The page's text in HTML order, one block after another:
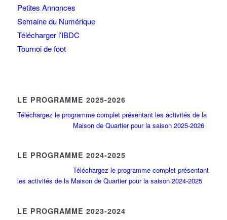
Petites Annonces
Semaine du Numérique
Télécharger l’IBDC
Tournoi de foot
LE PROGRAMME 2025-2026
Téléchargez le programme complet présentant les activités de la
Maison de Quartier pour la saison 2025-2026
LE PROGRAMME 2024-2025
Téléchargez le programme complet présentant
les activités de la Maison de Quartier pour la saison 2024-2025
LE PROGRAMME 2023-2024